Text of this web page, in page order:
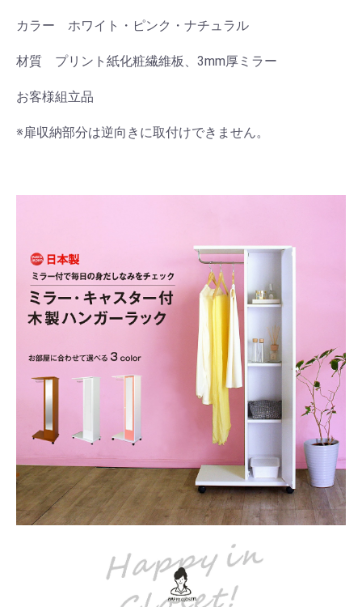
カラー ホワイト・ピンク・ナチュラル
材質 プリント紙化粧繊維板、3mm厚ミラー
お客様組立品
※扉収納部分は逆向きに取付けできません。